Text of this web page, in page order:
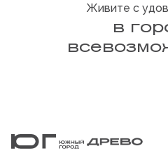
Живите с
в